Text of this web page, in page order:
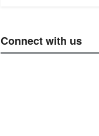
Connect with us